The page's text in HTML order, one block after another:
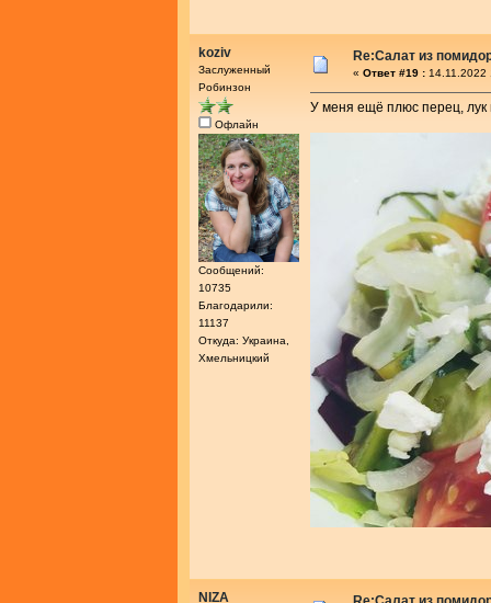
koziv
Заслуженный
Робинзон
Офлайн
Сообщений:
10735
Благодарили:
11137
Откуда: Украина,
Хмельницкий
Re:Салат из
« Ответ #19 : 14.11.2022
У меня ещё плюс перец, лук
NIZA